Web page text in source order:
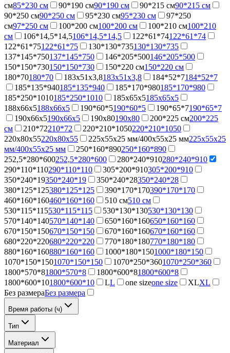
см85*230 см 90*190 см90*190 см 90*215 см90*215 см
90*250 см90*250 см 95*230 см95*230 см
97*250
см97*250 см 100*200 см100*200 см 100*210 см100*210
см
106*14,5*14,5106*14,5*14,5 122*61*74122*61*74
122*61*75122*61*75 130*130*735130*130*735
137*145*750137*145*750 146*205*500146*205*500
150*150*730150*150*730 150*220 см150*220 см
180*70180*70 183х51х3,8183х51х3,8 184*52*7184*52*7
185*135*940185*135*940 185*170*980185*170*980
185*250*1010185*250*1010 185х65х5185х65х5
188х66х5188х66х5 190*60*5190*60*5 190*65*7190*65*7
190х66х5190х66х5 190х80190х80 200*225 см200*225
см
210*72210*72 220*210*1050220*210*1050
220х80х55220х80х55 225х55х25 мм/400х55х25 мм225х55х25
мм/400х55х25 мм
250*160*890250*160*890
252,5*280*600252,5*280*600 280*240*910280*240*910
290*110*110290*110*110 305*200*910305*200*910
350*240*19350*240*19 350*240*28350*240*28
380*125*125380*125*125 390*170*170390*170*170
460*160*160460*160*160 510 см510 см
530*115*115530*115*115 530*130*130530*130*130
570*140*140570*140*140 650*160*160650*160*160
670*150*150670*150*150 670*160*160670*160*160
680*220*220680*220*220 770*180*180770*180*180
880*160*160880*160*160 1000*180*1501000*180*150
1070*150*1501070*150*150 1070*250*3601070*250*360
1800*570*81800*570*8 1800*600*81800*600*8
1800*600*101800*600*10 LL one sizeone size XLXL
Без размераБез размера
Время работы (ч)
Тип
Материал